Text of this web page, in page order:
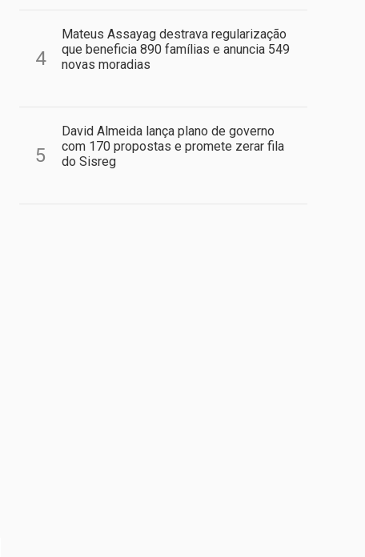
4
Mateus Assayag destrava regularização
que beneficia 890 famílias e anuncia 549
novas moradias
5
David Almeida lança plano de governo
com 170 propostas e promete zerar fila
do Sisreg